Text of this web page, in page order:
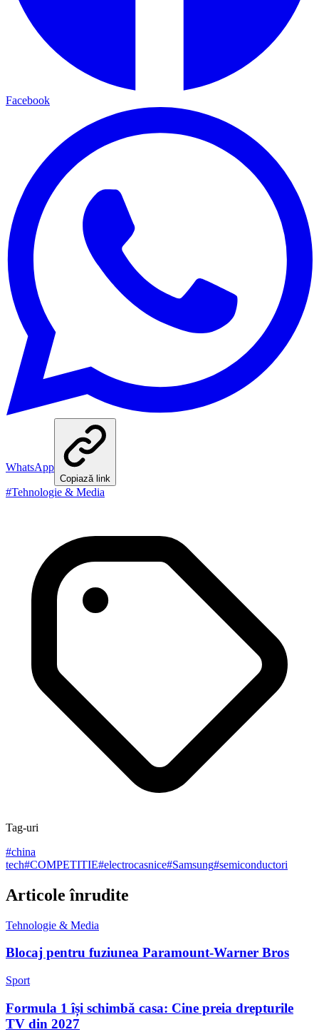
Facebook
WhatsApp
Copiază link
#Tehnologie & Media
Tag-uri
#china
tech#COMPETITIE#electrocasnice#Samsung#semiconductori
Articole înrudite
Tehnologie & Media
Blocaj pentru fuziunea Paramount-Warner Bros
Sport
Formula 1 își schimbă casa: Cine preia drepturile
TV din 2027